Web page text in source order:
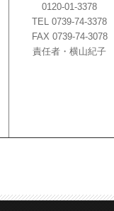
0120-01-3378
TEL 0739-74-3378
FAX 0739-74-3078
責任者・横山紀子